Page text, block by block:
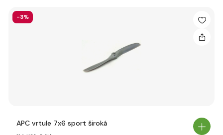
-3%
APC vrtule 7x6 sport široká